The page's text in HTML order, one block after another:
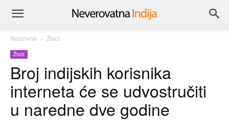
Naslovna Život
Život
Broj indijskih korisnika
interneta će se udvostručiti
u naredne dve godine